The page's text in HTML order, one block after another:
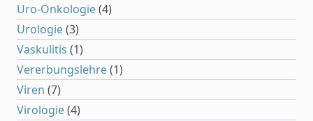
Uro-Onkologie(4)
Urologie(3)
Vaskulitis (1)
Vererbungslehre(1)
Viren (7)
Virologie(4)